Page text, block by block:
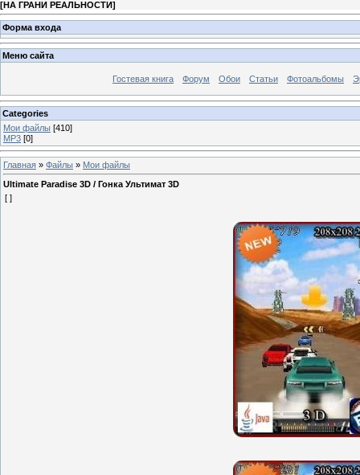
[НА ГРАНИ РЕАЛЬНОСТИ]
Форма входа
Меню сайта
Гостевая книга Форум Обои Статьи Фотоальбомы
Categories
Мои файлы [410]
MP3 [0]
Главная » Файлы » Мои файлы
Ultimate Paradise 3D / Гонка Ультимат 3D
[ ]